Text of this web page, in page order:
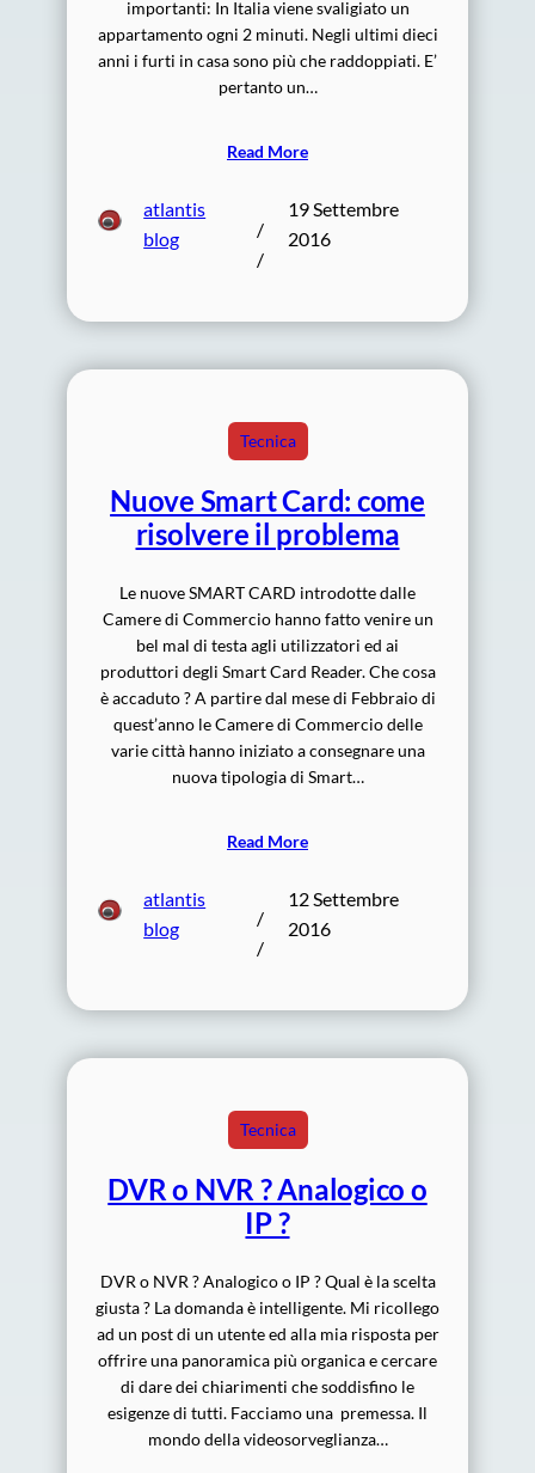
importanti: In Italia viene svaligiato un
appartamento ogni 2 minuti. Negli ultimi dieci
anni i furti in casa sono più che raddoppiati. E’
pertanto un…
Read More
atlantis
blog
/
/
19 Settembre
2016
Tecnica
Nuove Smart Card: come
risolvere il problema
Le nuove SMART CARD introdotte dalle
Camere di Commercio hanno fatto venire un
bel mal di testa agli utilizzatori ed ai
produttori degli Smart Card Reader. Che cosa
è accaduto ? A partire dal mese di Febbraio di
quest’anno le Camere di Commercio delle
varie città hanno iniziato a consegnare una
nuova tipologia di Smart…
Read More
atlantis
blog
/
/
12 Settembre
2016
Tecnica
DVR o NVR ? Analogico o
IP ?
DVR o NVR ? Analogico o IP ? Qual è la scelta
giusta ? La domanda è intelligente. Mi ricollego
ad un post di un utente ed alla mia risposta per
offrire una panoramica più organica e cercare
di dare dei chiarimenti che soddisfino le
esigenze di tutti. Facciamo una premessa. Il
mondo della videosorveglianza…